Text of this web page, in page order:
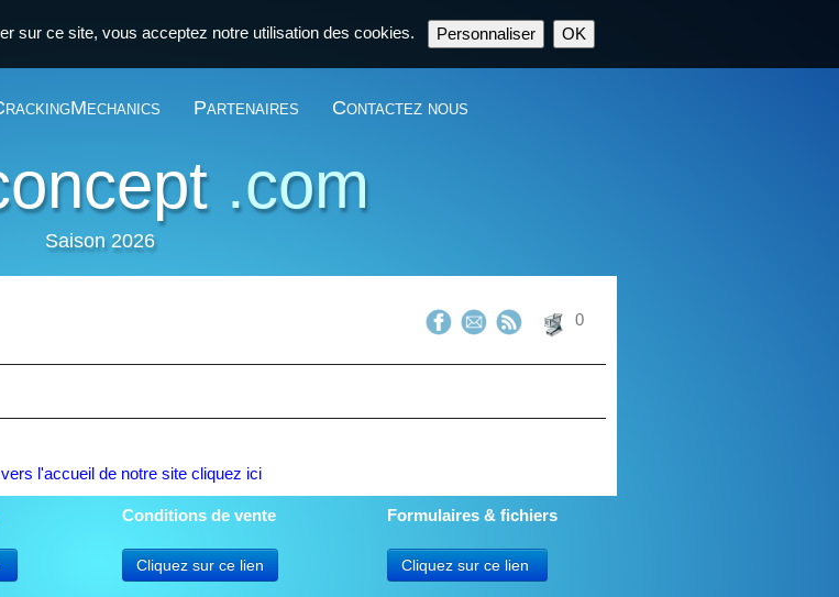
sur ce site, vous acceptez notre utilisation des cookies. Personnaliser OK
Partenaires Contactez nous
.com
Saison 2026
0
l'accueil de notre site cliquez ici
Conditions de vente
Cliquez sur ce lien
Formulaires & fichiers
Cliquez sur ce lien